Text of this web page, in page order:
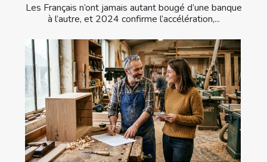
Les Français n’ont jamais autant bougé d’une banque
à l’autre, et 2024 confirme l’accélération,...